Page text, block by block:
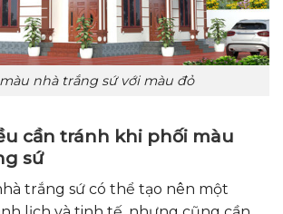
nhà trắng sứ với màu đỏ
cần tránh khi phối màu
sứ
trắng sứ có thể tạo nên một